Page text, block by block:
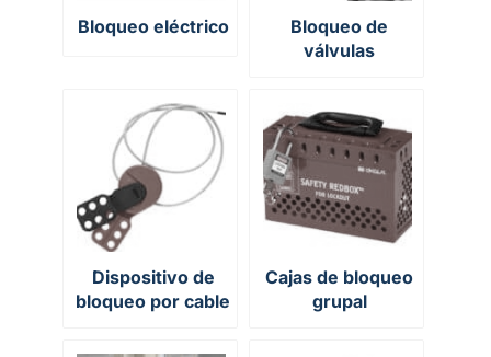
Bloqueo eléctrico
Bloqueo de
válvulas
Dispositivo de
bloqueo por cable
Cajas de bloqueo
grupal